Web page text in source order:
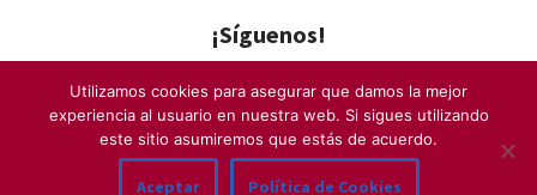
¡Síguenos!
Quiénes somos –Aviso Legal–Cookies–
Utilizamos cookies para asegurar que damos la mejor
experiencia al usuario en nuestra web. Si sigues utilizando
este sitio asumiremos que estás de acuerdo.
Aceptar Política de Cookies